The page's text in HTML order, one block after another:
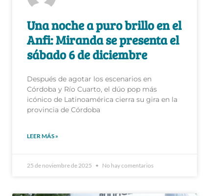
Una noche a puro brillo en el
Anfi: Miranda se presenta el
sábado 6 de diciembre
Después de agotar los escenarios en
Córdoba y Río Cuarto, el dúo pop más
icónico de Latinoamérica cierra su gira en la
provincia de Córdoba
LEER MÁS »
25 de noviembre de 2025 No hay comentarios